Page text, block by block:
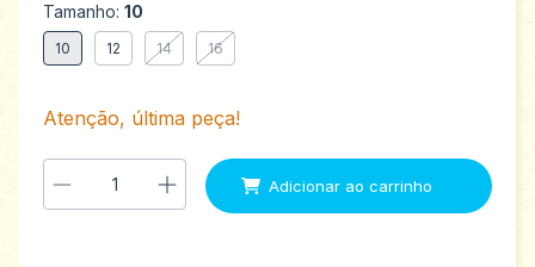
Tamanho: 10
10 12 14 16
Atenção, última peça!